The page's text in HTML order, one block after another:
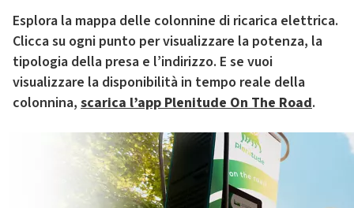
Esplora la mappa delle colonnine di ricarica elettrica.
Clicca su ogni punto per visualizzare la potenza, la
tipologia della presa e l’indirizzo. E se vuoi
visualizzare la disponibilità in tempo reale della
colonnina, scarica l’app Plenitude On The Road.